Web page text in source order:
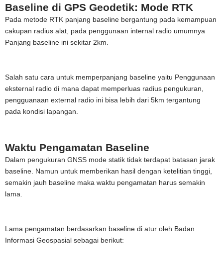
Baseline di GPS Geodetik: Mode RTK
Pada metode RTK panjang baseline bergantung pada kemampuan
cakupan radius alat, pada penggunaan internal radio umumnya
Panjang baseline ini sekitar 2km.
Salah satu cara untuk memperpanjang baseline yaitu Penggunaan
eksternal radio di mana dapat memperluas radius pengukuran,
pengguanaan external radio ini bisa lebih dari 5km tergantung
pada kondisi lapangan.
Waktu Pengamatan Baseline
Dalam pengukuran GNSS mode statik tidak terdapat batasan jarak
baseline. Namun untuk memberikan hasil dengan ketelitian tinggi,
semakin jauh baseline maka waktu pengamatan harus semakin
lama.
Lama pengamatan berdasarkan baseline di atur oleh Badan
Informasi Geospasial sebagai berikut: